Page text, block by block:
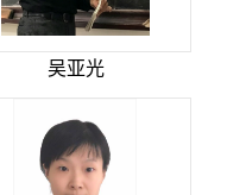
吴亚光